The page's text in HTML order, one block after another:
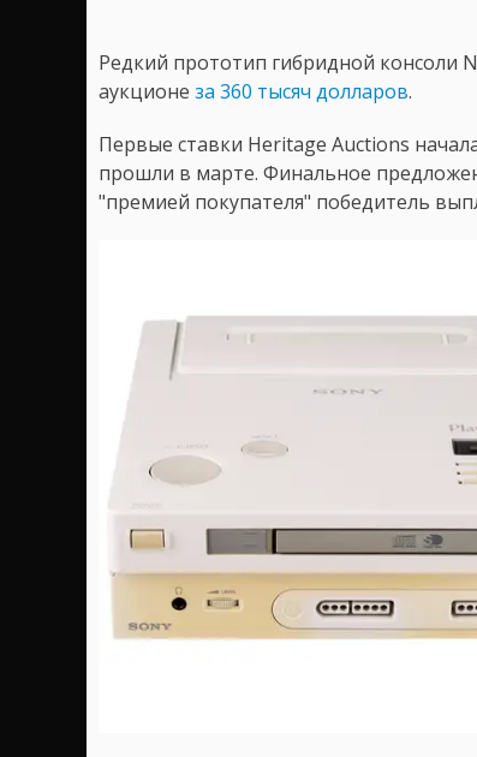
Редкий прототип гибридной консоли
аукционе за 360 тысяч долларов.
Первые ставки Heritage Auctions
прошли в марте. Финальное
"премией покупателя" победитель